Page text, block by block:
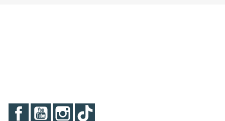
FacebookYouTubeInstagram